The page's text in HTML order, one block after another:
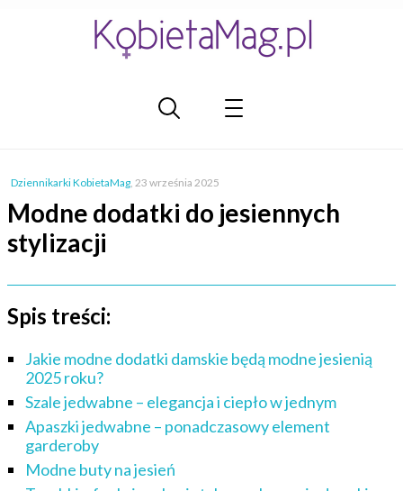
Dziennikarki KobietaMag, 23 września 2025
Modne dodatki do jesiennych
stylizacji
Spis treści:
Jakie modne dodatki damskie będą modne jesienią
2025 roku?
Szale jedwabne – elegancja i ciepło w jednym
Apaszki jedwabne – ponadczasowy element
garderoby
Modne buty na jesień